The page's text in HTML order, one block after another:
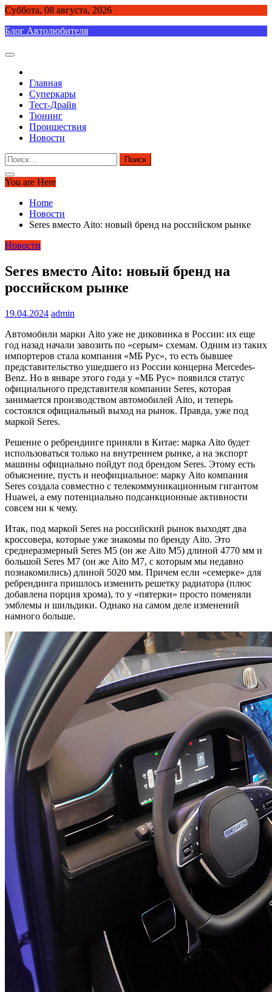
Skip
content
Суббота, 08 августа, 2026
Блог Автолюбителя
Главная
Суперкары
Тест-Драйв
Тюнинг
Проишествия
Новости
Найти:
You are Here
Home
Новости
Seres вместо Aito: новый бренд на российском рынке
Новости
Seres вместо Aito: новый бренд на
российском рынке
19.04.2024 admin
Автомобили марки Aito уже не диковинка в России: их еще
год назад начали завозить по «серым» схемам. Одним из таких
импортеров стала компания «МБ Рус», то есть бывшее
представительство ушедшего из России концерна Mercedes-
Benz. Но в январе этого года у «МБ Рус» появился статус
официального представителя компании Seres, которая
занимается производством автомобилей Aito, и теперь
состоялся официальный выход на рынок. Правда, уже под
маркой Seres.
Решение о ребрендинге приняли в Китае: марка Aito будет
использоваться только на внутреннем рынке, а на экспорт
машины официально пойдут под брендом Seres. Этому есть
объяснение, пусть и неофициальное: марку Aito компания
Seres создала совместно с телекоммуникационным гигантом
Huawei, а ему потенциально подсанкционные активности
совсем ни к чему.
Итак, под маркой Seres на российский рынок выходят два
кроссовера, которые уже знакомы по бренду Aito. Это
среднеразмерный Seres M5 (он же Aito M5) длиной 4770 мм и
большой Seres M7 (он же Aito M7, с которым мы недавно
познакомились) длиной 5020 мм. Причем если «семерке» для
ребрендинга пришлось изменить решетку радиатора (плюс
добавлена порция хрома), то у «пятерки» просто поменяли
эмблемы и шильдики. Однако на самом деле изменений
намного больше.